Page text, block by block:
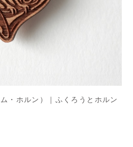
・ホルン）｜ふくろうとホルン